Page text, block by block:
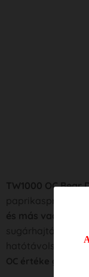
TW1000 OC
sugárhajtást
hatótávolságot
OC értéke